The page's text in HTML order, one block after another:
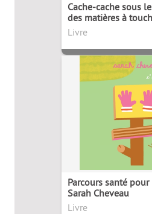
Cache-cache sous
des matières à
Livre
Parcours santé
Sarah Cheveau
Livre